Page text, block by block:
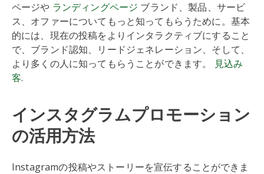
ページや ランディングページ ブランド、製品、サービ
ス、オファーについてもっと知ってもらうために。基本
的には、現在の投稿をよりインタラクティブにすること
で、ブランド認知、リードジェネレーション、そして、
より多くの人に知ってもらうことができます。
見込み
客.
インスタグラムプロモーション
の活用方法
Instagramの投稿やストーリーを宣伝することができま